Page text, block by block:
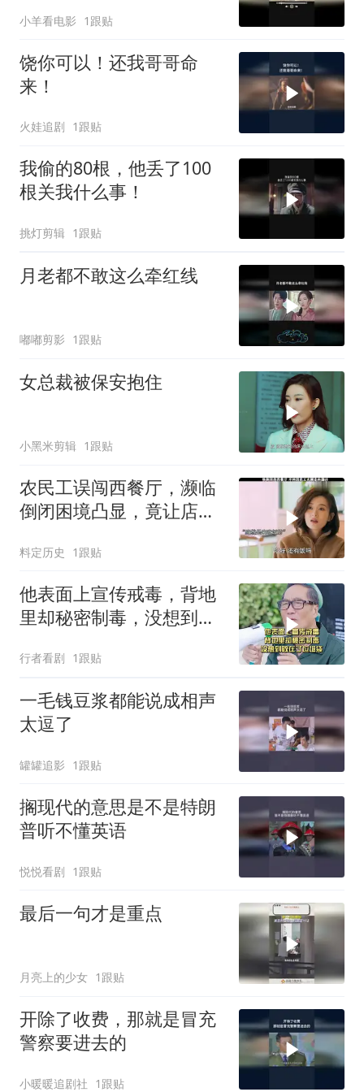
小羊看电影 1跟贴
饶你可以！还我哥哥命
来！
火娃追剧 1跟贴
我偷的80根，他丢了100
根关我什么事！
挑灯剪辑 1跟贴
月老都不敢这么牵红线
嘟嘟剪影 1跟贴
女总裁被保安抱住
小黑米剪辑 1跟贴
农民工误闯西餐厅，濒临
倒闭困境凸显，竟让店铺
料定历史 1跟贴
他表面上宣传戒毒，背地
里却秘密制毒，没想到败
行者看剧 1跟贴
一毛钱豆浆都能说成相声
太逗了
罐罐追影 1跟贴
搁现代的意思是不是特朗
普听不懂英语
悦悦看剧 1跟贴
最后一句才是重点
月亮上的少女 1跟贴
开除了收费，那就是冒充
警察要进去的
小暖暖追剧社 1跟贴